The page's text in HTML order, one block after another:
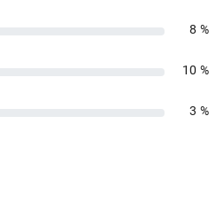
8 %
10 %
3 %